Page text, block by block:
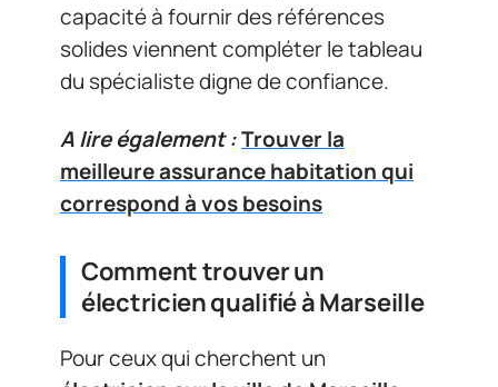
capacité à fournir des références
solides viennent compléter le tableau
du spécialiste digne de confiance.
A lire également :Trouver la
meilleure assurance habitation qui
correspond à vos besoins
Comment trouver un
électricien qualifié à Marseille
Pour ceux qui cherchent un